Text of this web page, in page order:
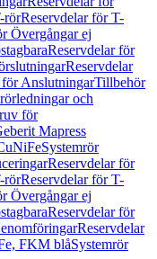
rörReservdelar för T-
Övergångar ej
Reservdelar för
Reservdelar
AnslutningarTillbehör
och
för
Mapress
Systemrör
Reservdelar för
rörReservdelar för T-
Övergångar ej
Reservdelar för
Reservdelar
FKM blåSystemrör